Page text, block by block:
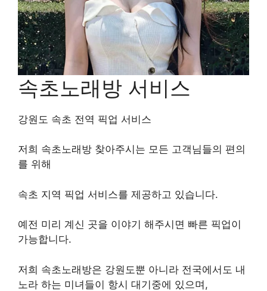
속초노래방 서비스
강원도 속초 전역 픽업 서비스
저희 속초노래방 찾아주시는 모든 고객님들의 편의
를 위해
속초 지역 픽업 서비스를 제공하고 있습니다.
예전 미리 계신 곳을 이야기 해주시면 빠른 픽업이
가능합니다.
저희 속초노래방은 강원도뿐 아니라 전국에서도 내
노라 하는 미녀들이 항시 대기중에 있으며,